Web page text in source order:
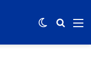
Switch